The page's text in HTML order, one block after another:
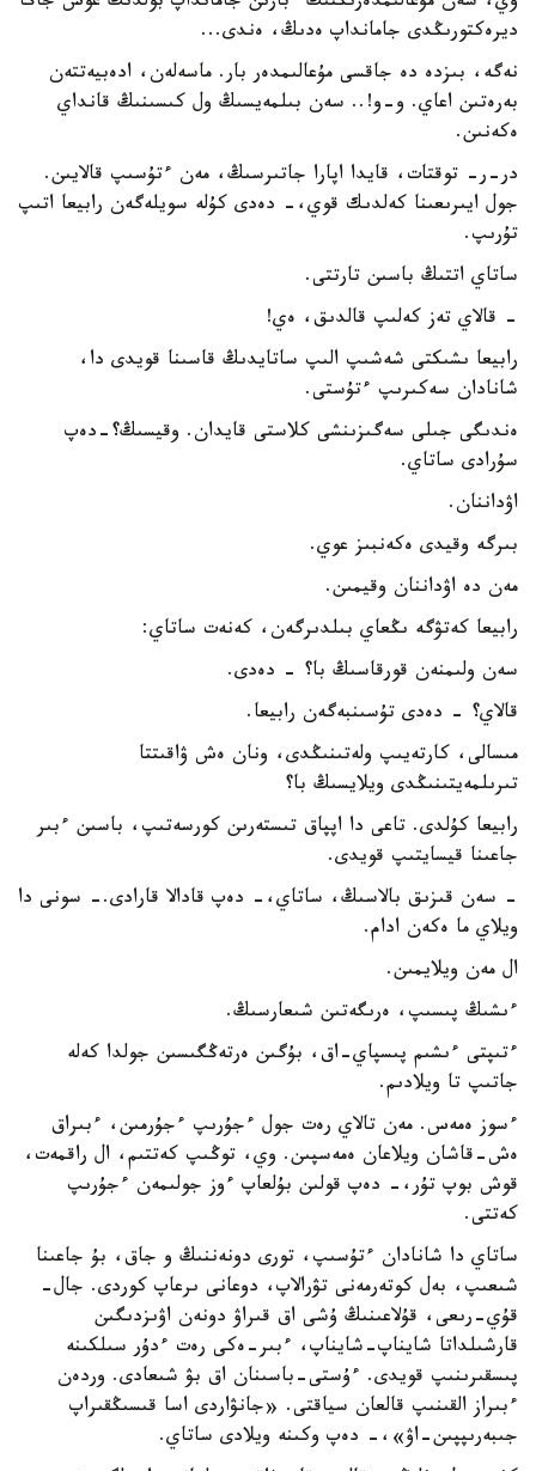
ديرەكتورىڭدى جامانداپ ەدىڭ، ەندى...
نەگە، بىزدە دە جاقسى مۇعالىمدەر بار. ماسەلەن، ادەبيەتتەن
بەرەتىن اعاي. و-و!.. سەن بىلمەيسىڭ ول كىسىنىڭ قانداي
ەكەنىن.
در-ر- توقتات، قايدا اپارا جاتىرسىڭ، مەن ءتۇسىپ قالايىن.
جول ايىرىعىنا كەلدىك قوي،- دەدى كۇلە سويلەگەن رابيعا اتىپ
تۇرىپ.
ساتاي اتتىڭ باسىن تارتتى.
- قالاي تەز كەلىپ قالدىق، ەي!
رابيعا ىشىكتى شەشىپ الىپ ساتايدىڭ قاسىنا قويدى دا،
شانادان سەكىرىپ ءتۇستى.
ەندىگى جىلى سەگىزىنشى كلاستى قايدان. وقيسىڭ؟-دەپ
سۇرادى ساتاي.
اۋداننان.
بىرگە وقيدى ەكەنبىز عوي.
مەن دە اۋداننان وقيمىن.
رابيعا كەتۋگە ىڭعاي بىلدىرگەن، كەنەت ساتاي:
سەن ولىمنەن قورقاسىڭ با؟ - دەدى.
قالاي؟ - دەدى تۇسىنبەگەن رابيعا.
مىسالى، كارتەيىپ ولەتىنىڭدى، ونان ەش ۋاقىتتا
تىرىلمەيتىنىڭدى ويلايسىڭ با؟
رابيعا كۇلدى. تاعى دا اپپاق تىستەرىن كورسەتىپ، باسىن ءبىر
جاعىنا قيسايتىپ قويدى.
- سەن قىزىق بالاسىڭ، ساتاي،- دەپ قادالا قارادى.- سونى دا
ويلاي ما ەكەن ادام.
ال مەن ويلايمىن.
ءىشىڭ پىسىپ، ەرىگەتىن شىعارسىڭ.
ءتىپتى ءىشىم پىسپاي-اق، بۇگىن ەرتەڭگىسىن جولدا كەلە
جاتىپ تا ويلادىم.
ءسوز ەمەس. مەن تالاي رەت جول ءجۇرىپ ءجۇرمىن، ءبىراق
ەش-قاشان ويلاعان ەمەسپىن. وي، توڭىپ كەتتىم، ال راقمەت،
قوش بوپ تۇر،- دەپ قولىن بۇلعاپ ءوز جولىمەن ءجۇرىپ
كەتتى.
ساتاي دا شانادان ءتۇسىپ، تورى دونەننىڭ و جاق، بۇ جاعىنا
شىعىپ، بەل كوتەرمەنى تۋرالاپ، دوعانى ىرعاپ كوردى. جال-
قۇي-رىعى، قۇلاعىنىڭ ۇشى اق قىراۋ دونەن اۋىزدىگىن
قارشىلداتا شايناپ-شايناپ، ءبىر-ەكى رەت ءدۇر سىلكىنە
پىسقىرىنىپ قويدى. ءۇستى-باسىنان اق بۋ شىعادى. وردەن
ءبىراز القىنىپ قالعان سياقتى. «جانۋاردى اسا قىسىڭقىراپ
جىبەرىپپىن-اۋ»،- دەپ وكىنە ويلادى ساتاي.